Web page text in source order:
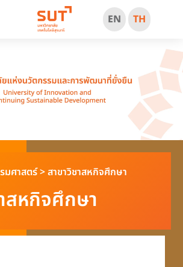
EN TH
มศาสตร์>สาขาวิชาสหกิจศึกษา
สหกิจศึกษา